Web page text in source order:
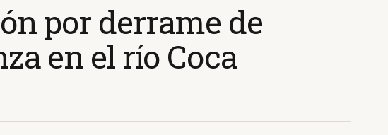
por derrame de
en el río Coca